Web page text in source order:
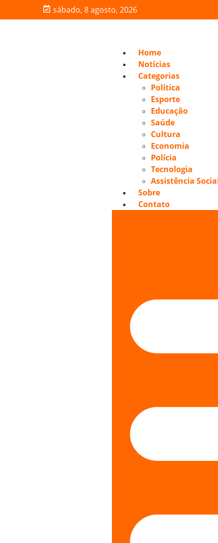
sábado, 8 agosto, 2026
Home
Notícias
Categorias
Política
Esporte
Educação
Saúde
Cultura
Economia
Polícia
Tecnologia
Assistência
Sobre
Contato